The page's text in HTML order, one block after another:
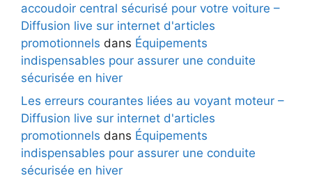
accoudoir central sécurisé pour votre voiture –
Diffusion live sur internet d'articles
promotionnels dans Équipements
indispensables pour assurer une conduite
sécurisée en hiver
Les erreurs courantes liées au voyant moteur –
Diffusion live sur internet d'articles
promotionnels dans Équipements
indispensables pour assurer une conduite
sécurisée en hiver